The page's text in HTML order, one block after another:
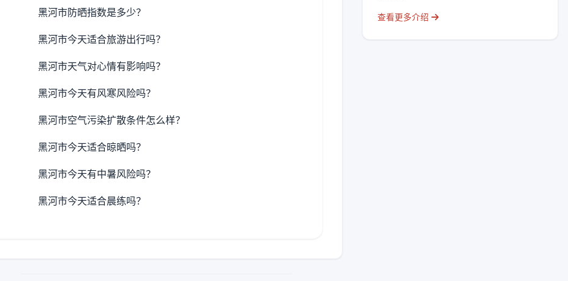
黑河市防晒指数是多少？
黑河市今天适合旅游出行吗？
黑河市天气对心情有影响吗？
黑河市今天有风寒风险吗？
黑河市空气污染扩散条件怎么样？
黑河市今天适合晾晒吗？
黑河市今天有中暑风险吗？
黑河市今天适合晨练吗？
查看更多介绍